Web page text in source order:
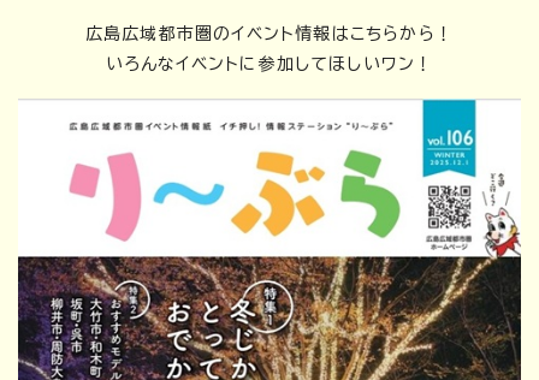
広島広域都市圏のイベント情報はこちらから！
いろんなイベントに参加してほしいワン！